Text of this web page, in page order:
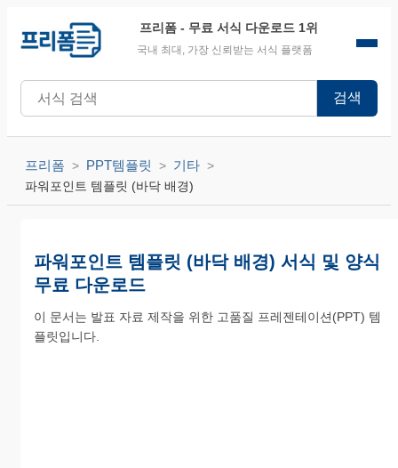
프리폼 - 무료 서식 다운로드 1위
국내 최대, 가장 신뢰받는 서식 플랫폼
검색
프리폼 PPT템플릿 기타
파워포인트 템플릿 (바닥 배경)
파워포인트 템플릿 (바닥 배경) 서식 및 양식
무료 다운로드
이 문서는 발표 자료 제작을 위한 고품질 프레젠테이션(PPT) 템
플릿입니다.